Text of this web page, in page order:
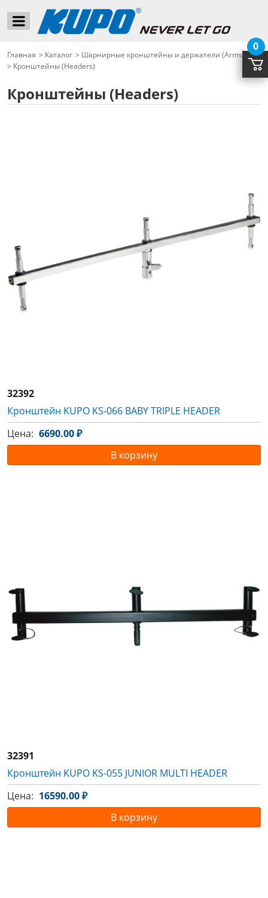
Главная > Каталог > Шарнирные кронштейны и держатели (Arms)
> Кронштейны (Headers)
Кронштейны (Headers)
32392
Кронштейн KUPO KS-066 BABY TRIPLE HEADER
Цена: 6690.00 ₽
В корзину
32391
Кронштейн KUPO KS-055 JUNIOR MULTI HEADER
Цена: 16590.00 ₽
В корзину
0